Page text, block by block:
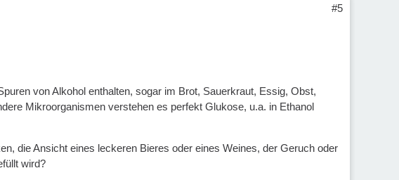
#5
von Alkohol enthalten, sogar im Brot, Sauerkraut, Essig, Obst,
Mikroorganismen verstehen es perfekt Glukose, u.a. in Ethanol
die Ansicht eines leckeren Bieres oder eines Weines, der Geruch oder
wird?